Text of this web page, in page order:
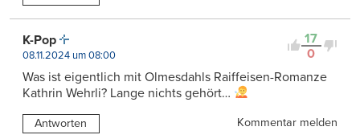
17
0
K-Pop
08.11.2024 um 08:00
Was ist eigentlich mit Olmesdahls Raiffeisen-Romanze
Kathrin Wehrli? Lange nichts gehört…
Antworten
Kommentar melden